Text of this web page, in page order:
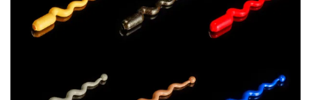
Sortiment Ruten,
Rollen und
Schnüre sowie